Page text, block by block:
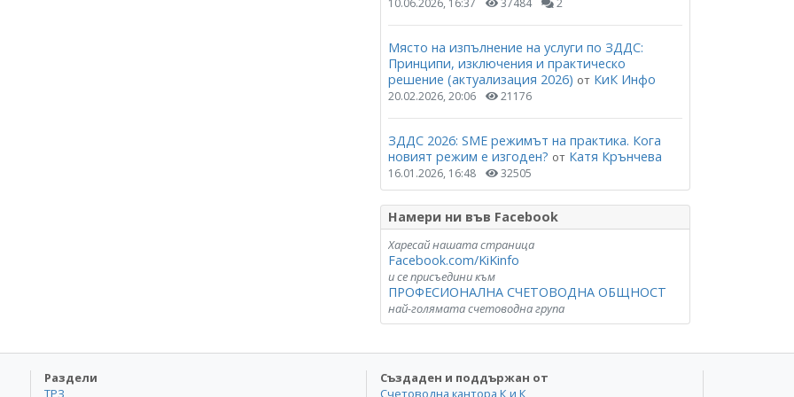
10.06.2026, 16:37 37484 2
Място на изпълнение на услуги по ЗДДС:
Принципи, изключения и практическо
решение (актуализация 2026) от КиК Инфо
20.02.2026, 20:06 21176
ЗДДС 2026: SME режимът на практика. Кога
новият режим е изгоден? от Катя Крънчева
16.01.2026, 16:48 32505
Намери ни във Facebook
Харесай нашата страница
Facebook.com/KiKinfo
и се присъедини към
ПРОФЕСИОНАЛНА СЧЕТОВОДНА ОБЩНОСТ
най-голямата счетоводна група
Раздели
Създаден и поддържан от